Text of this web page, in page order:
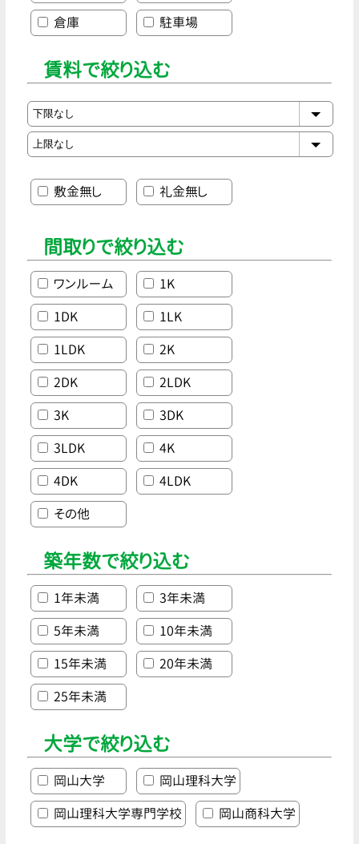
倉庫
駐車場
賃料で絞り込む
敷金無し 礼金無し
間取りで絞り込む
ワンルーム
1K
1DK
1LK
1LDK
2K
2DK
2LDK
3K
3DK
3LDK
4K
4DK
4LDK
その他
築年数で絞り込む
1年未満
3年未満
5年未満
10年未満
15年未満
20年未満
25年未満
大学で絞り込む
岡山大学
岡山理科大学
岡山理科大学専門学校
岡山商科大学